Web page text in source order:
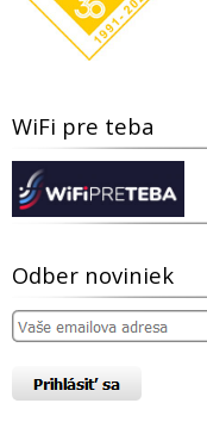
WiFi pre teba
Odber noviniek